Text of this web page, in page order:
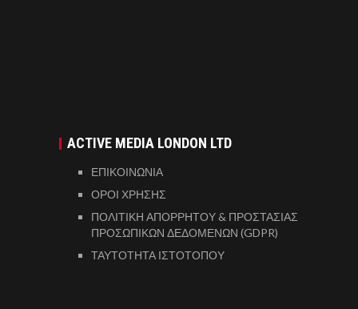
ACTIVE MEDIA LONDON LTD
ΕΠΙΚΟΙΝΩΝΙΑ
ΟΡΟΙ ΧΡΗΣΗΣ
ΠΟΛΙΤΙΚΗ ΑΠΟΡΡΗΤΟΥ & ΠΡΟΣΤΑΣΙΑΣ
ΠΡΟΣΩΠΙΚΩΝ ΔΕΔΟΜΕΝΩΝ (GDPR)
ΤΑΥΤΟΤΗΤΑ ΙΣΤΟΤΟΠΟΥ